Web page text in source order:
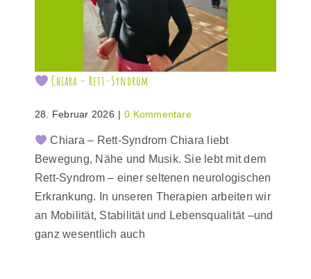
Chiara – Rett-Syndrom
28. Februar 2026 | 0 Kommentare
Chiara – Rett-Syndrom Chiara liebt
Bewegung, Nähe und Musik. Sie lebt mit dem
Rett-Syndrom – einer seltenen neurologischen
Erkrankung. In unseren Therapien arbeiten wir
an Mobilität, Stabilität und Lebensqualität –und
ganz wesentlich auch